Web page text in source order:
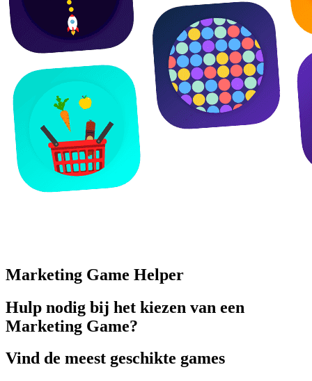
Marketing Game Helper
Hulp nodig bij het kiezen van een
Marketing Game?
Vind de meest geschikte games